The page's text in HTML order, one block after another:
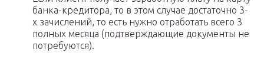
банка-кредитора, то в этом случае достаточно 3-
х зачислений, то есть нужно отработать всего 3
полных месяца (подтверждающие документы не
потребуются).